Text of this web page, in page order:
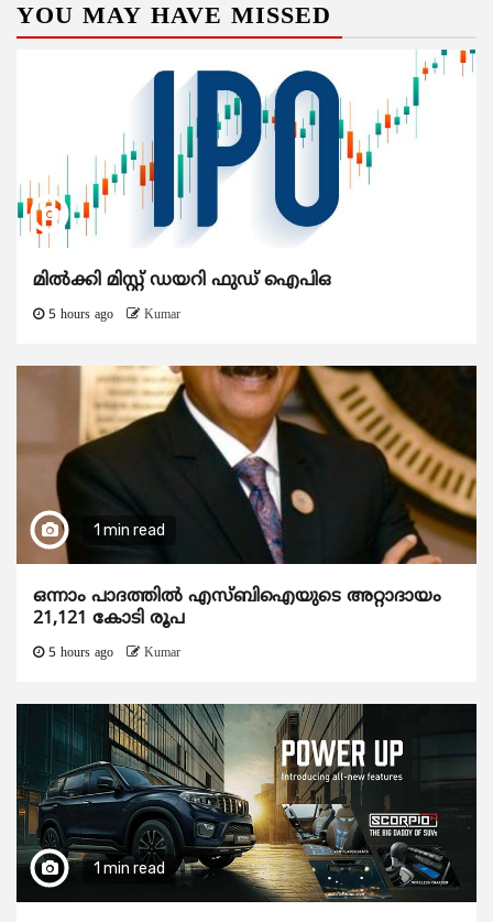
YOU MAY HAVE MISSED
മിൽക്കി മിസ്റ്റ് ഡയറി ഫുഡ് ഐപിഒ
5 hours ago Kumar
1 min read
ഒന്നാം പാദത്തിൽ എസ്ബിഐയുടെ അറ്റാദായം
21,121 കോടി രൂപ
5 hours ago Kumar
1 min read